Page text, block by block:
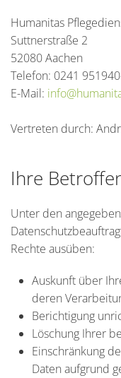
Humanitas
Suttnerstraße 2
52080 Aachen
Telefon: 0241
E-Mail:
Vertreten durch:
Ihre
Unter den
Rechte ausüben:
Auskunft über
deren
Berichtigung
Löschung Ihrer
Einschränkung
Daten aufgrund